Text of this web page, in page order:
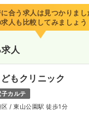
合う求人は見つかりまし
人も比較してみましょう
人
もクリニック
子カルテ
区 / 東山公園駅 徒歩1分